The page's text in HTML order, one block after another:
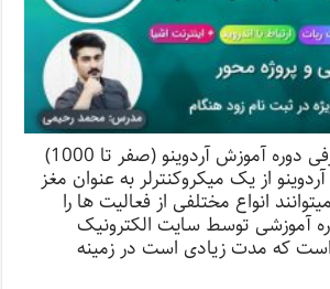
در این مقاله به معرفی دوره آموزش آردوینو (صفر تا 1000)
از یک میکروکنترلر به عنوان مغز
انواع مختلفی از فعالیت ها را
آموزشی توسط سایت الکترونیک
که مدت زیادی است در زمینه